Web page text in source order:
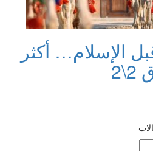
الإسلام… أكثر